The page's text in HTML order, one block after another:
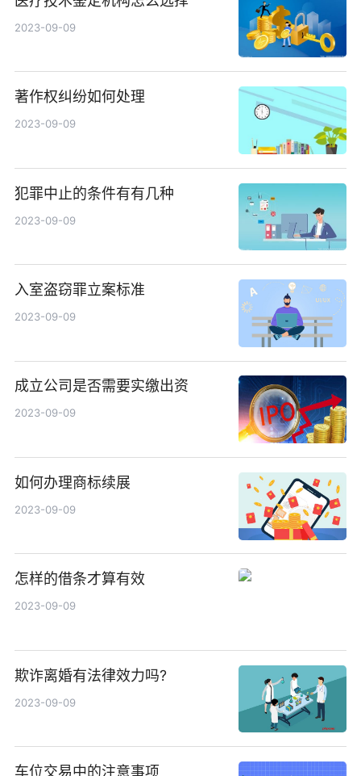
2023-09-09
著作权纠纷如何处理
2023-09-09
犯罪中止的条件有有几种
2023-09-09
入室盗窃罪立案标准
2023-09-09
成立公司是否需要实缴出资
2023-09-09
如何办理商标续展
2023-09-09
怎样的借条才算有效
2023-09-09
欺诈离婚有法律效力吗?
2023-09-09
车位交易中的注意事项